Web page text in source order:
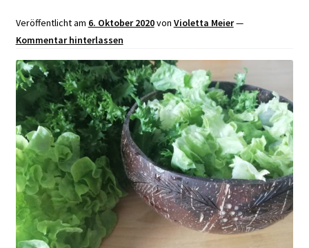
Impressum
Veröffentlicht am 6. Oktober 2020von Violetta Meier—
Kommentar hinterlassen